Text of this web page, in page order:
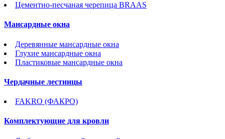
Цементно-песчаная черепица BRAAS
Мансардные окна
Деревянные мансардные окна
Глухие мансардные окна
Пластиковые мансардные окна
Чердачные лестницы
FAKRO (ФАКРО)
Комплектующие для кровли